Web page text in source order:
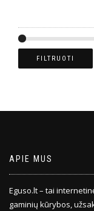
FILTRUOTI
APIE MUS
Eguso.lt – tai
gaminių kūrybos,